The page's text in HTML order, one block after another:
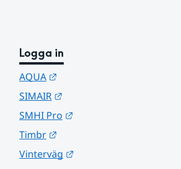
Logga in
AQUA
SIMAIR
SMHI Pro
Timbr
Vinterväg